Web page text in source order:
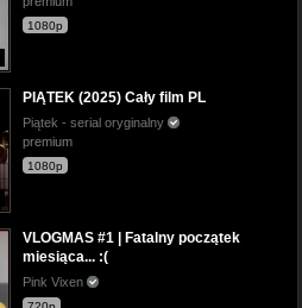
1080p
PIĄTEK (2025) Cały film PL
Piątek - serial oryginalny
premium
1080p
VLOGMAS #1 | Fatalny początek
miesiąca... :(
Pink Vixen